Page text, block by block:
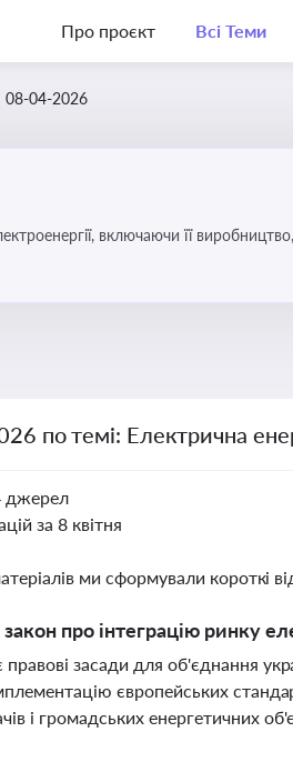
Про проєкт Всі Теми
08-04-2026
включаючи її
по темі: Електрична
джерел
за 8 квітня
ми сформували короткі
про інтеграцію ринку
засади для об'єднання
європейських
і громадських енергетичних